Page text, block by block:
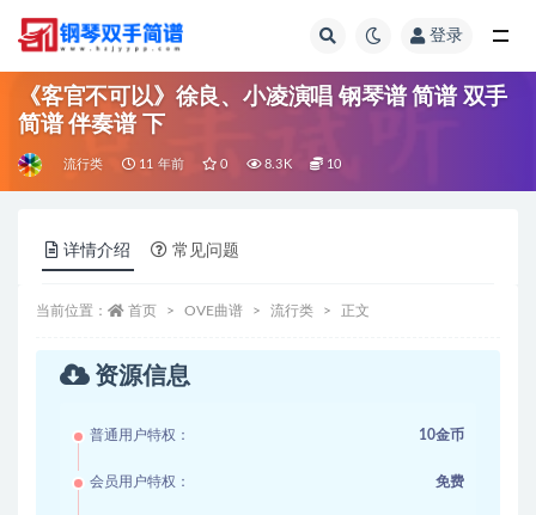
登录
《客官不可以》徐良、小凌演唱 钢琴谱 简谱 双手
简谱 伴奏谱 下
流行类 11 年前 0 8.3K 10
详情介绍 常见问题
当前位置： 首页 OVE曲谱 流行类 正文
资源信息
普通用户特权： 10金币
会员用户特权： 免费